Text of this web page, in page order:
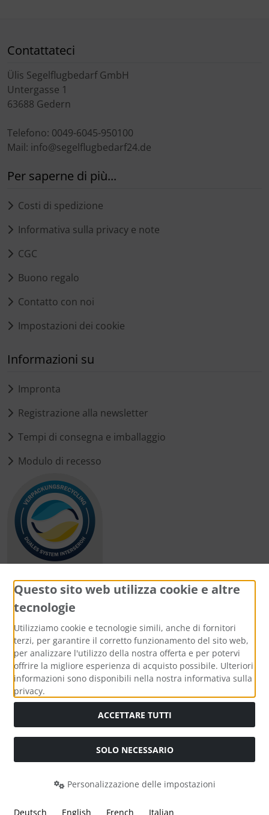
Contattateci
Ülis Segelflugbedarf GmbH
Untergasse 1
63688 Gedern
Telefono: 0049-6045-950100
Mail: info@segelflugbedarf24.de
Per saperne di più...
Costi di spedizione
Informativa sulla privacy e note
CGC
Buono regalo
Contatto con noi
Impostazioni dei cookie
Informazioni su
Impronta
Registrazione alla newsletter
Tempi di consegna e imballaggio
Modulo di recesso
Metodi di pagamento
Media sociali
Modulo di recesso
Questo sito web utilizza cookie e altre
tecnologie
Utilizziamo cookie e tecnologie simili, anche di fornitori
terzi, per garantire il corretto funzionamento del sito web,
per analizzare l'utilizzo della nostra offerta e per potervi
offrire la migliore esperienza di acquisto possibile. Ulteriori
informazioni sono disponibili nella nostra informativa sulla
privacy.
ACCETTARE TUTTI
SOLO NECESSARIO
Personalizzazione delle impostazioni
Deutsch English French Italian